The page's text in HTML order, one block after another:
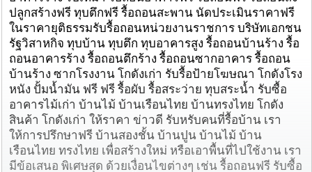
ปลูกสร้างฟรี ทุบตึกฟรี รื้อถอนสะพาน นัดประเมินราคาฟรี
ในราคายุติธรรมรับรื้อถอนหน่วยงานราชการ บริษัทเอกชน
รัฐวิสาหกิจ ทุบบ้าน ทุบตึก ทุบอาคารสูง รื้อถอนบ้านร้าง รื้อ
ถอนอาคารร้าง รื้อถอนตึกร้าง รื้อถอนซากอาคาร รื้อถอน
บ้านร้าง ซากโรงงาน โกดังเก่า รับรื้อป้ายโฆษณา โกดังโรง
หนัง ปั้มน้ำมัน ฟรี ฟรี รื้อผับ รื้อสระว่าย ทุบสระน้ำ รับซื้อ
อาคารไม้เก่า บ้านไม้ บ้านเรือนไทย บ้านทรงไทย โกดัง
สินค้า โกดังเก่า ให้ราคา ข่าวดี รับหรับคนที่รื้อบ้าน เรา
ให้การปรึกษาฟรี บ้านสองชั้น บ้านปูน บ้านไม้ บ้าน
เรือนไทย ทรงไทย เพื่อสร้างใหม่ หรือเอาพื้นที่ไปใช้งาน เรา
มีข้อเสนอ พิเศษสุด ด้วยเงื่อนไขต่างๆ เช่น รื้อถอนฟรี รับซื้อ